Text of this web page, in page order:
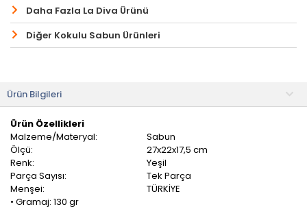
Daha Fazla La Diva Ürünü
Diğer Kokulu Sabun Ürünleri
Ürün Bilgileri
Ürün Özellikleri
Malzeme/Materyal:
Sabun
Ölçü:
27x22x17,5 cm
Renk:
Yeşil
Parça Sayısı:
Tek Parça
Menşei:
TÜRKİYE
• Gramaj: 130 gr